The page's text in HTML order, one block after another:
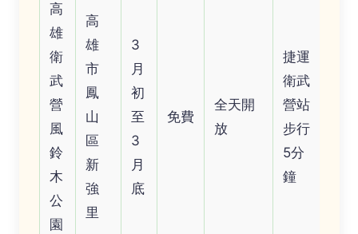
高
雄
衛
武
營
風
鈴
木
公
園
高
雄
市
鳳
山
區
新
強
里
3
月
初
至
3
月
底
免費
全天開
放
捷運
衛武
營站
步行
5分
鐘